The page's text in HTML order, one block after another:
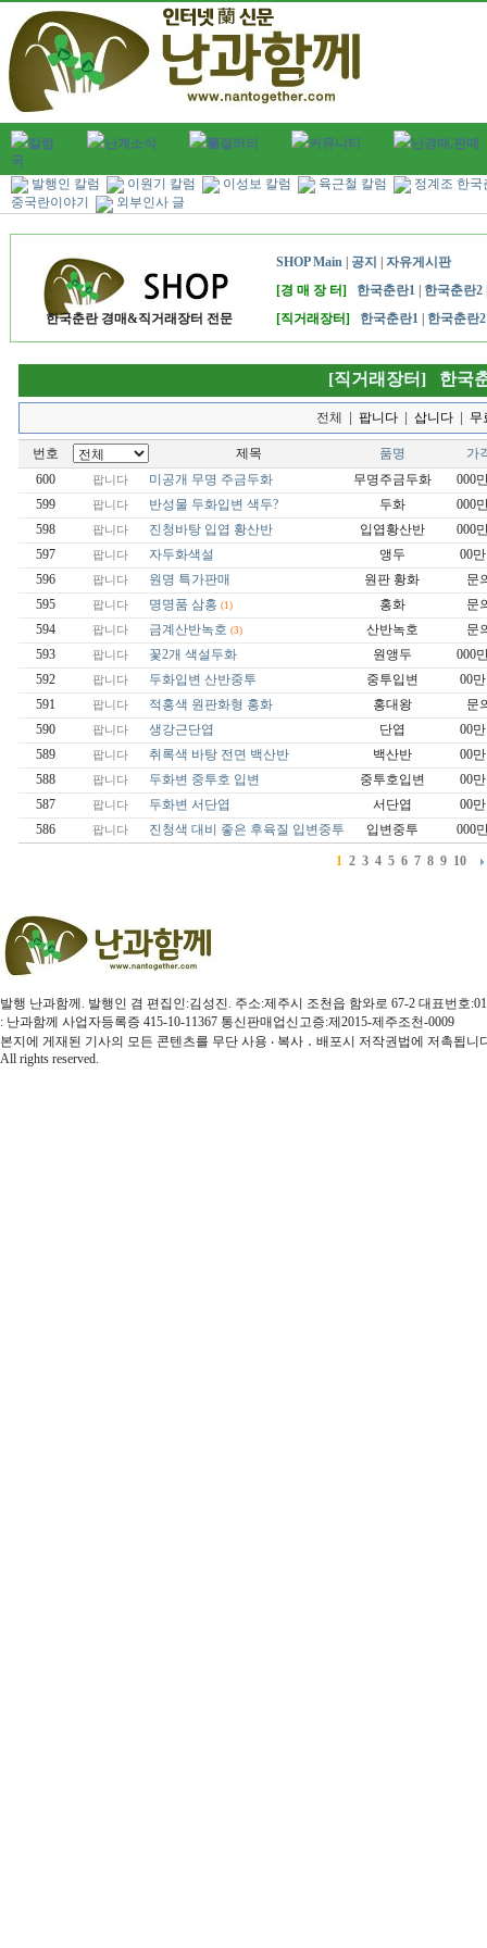
칼럼 난계소식 蘭갤러리 커뮤니티
난경매,판매
국
발행인 칼럼
이원기 칼럼 이성보 칼럼 육근철 칼럼
정계조 한국
중국란이야기
외부인사 글
한국춘란 경매&직거래장터 전문
SHOP Main 공지
자유게시판
[경 매 장 터]
한국춘란1 한국춘란2
[직거래장터]
한국춘란1 한국춘란2
[직거래장터] 한국
전체 |팝니다 |삽니다 무
번호 제목 품명
가
600
팝니다 미공개 무명 주금두화 무명주금두화
000
599
팝니다 반성물 두화입변 색두? 두화
000
598
팝니다 진청바탕 입엽 황산반 입엽황산반
000
597
팝니다 자두화색설 앵두
00
596
팝니다 원명 특가판매 원판 황화
문
595
팝니다 명명품 삼홍 (1) 홍화
문
594
팝니다 금계산반녹호 (3) 산반녹호
문
593
팝니다 꽃2개 색설두화 원앵두
000
592
팝니다 두화입변 산반중투 중투입변
00
591
팝니다 적홍색 원판화형 홍화 홍대왕
문
590
팝니다 생강근단엽 단엽
00
589
팝니다 취록색 바탕 전면 백산반 백산반
00
588
팝니다 두화변 중투호 입변 중투호입변
00
587
팝니다 두화변 서단엽 서단엽
00
586
팝니다 진청색 대비 좋은 후육질 입변중투 입변중투 000
1 2 3 4 5 6 7 8 9 10
발행 난과함께. 발행인 겸 편집인:김성진. 주소:제주시 조천읍 함와로 67-2 대표번호
: 난과함께 사업자등록증 415-10-11367 통신판매업신고증:제2015-제주조천-0009
본지에 게재된 기사의 모든 콘텐츠를 무단 사용 ‧ 복사 ․ 배포시 저작권법에 저촉됩
All rights reserved.